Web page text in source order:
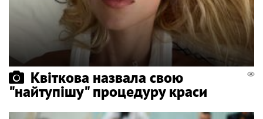
Квіткова назвала свою
"найтупішу" процедуру краси